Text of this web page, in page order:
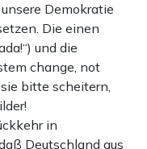
Demokratie
Die einen
und die
change, not
bitte scheitern,
in
Deutschland aus